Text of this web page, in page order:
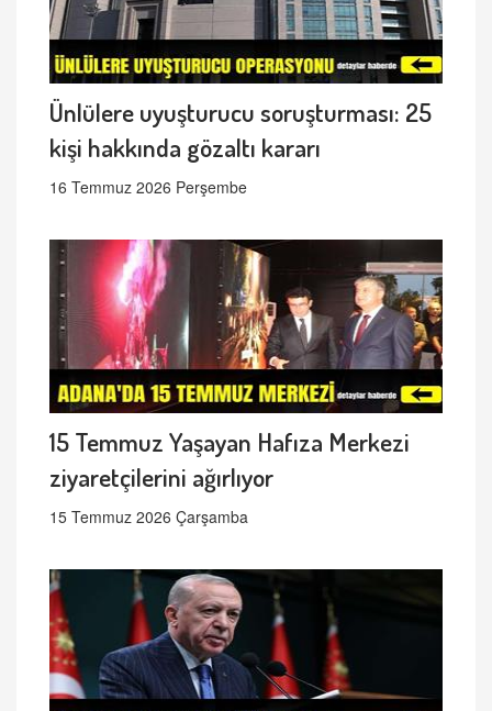
Ünlülere uyuşturucu soruşturması: 25
kişi hakkında gözaltı kararı
16 Temmuz 2026 Perşembe
15 Temmuz Yaşayan Hafıza Merkezi
ziyaretçilerini ağırlıyor
15 Temmuz 2026 Çarşamba